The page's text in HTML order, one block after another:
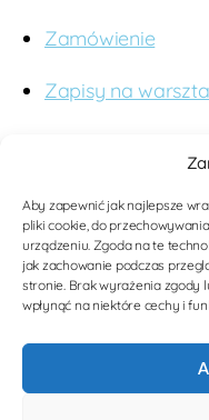
Aby zapewnić jak najlepsze
pliki cookie, do
urządzeniu. Zgoda na te
jak zachowanie podczas
stronie. Brak wyrażenia zgody
wpłynąć na niektóre cechy i
Zamówienie
Zapisy na
Budujemy studnie.
do poprawy jakości
dzieci w
rozwiązania